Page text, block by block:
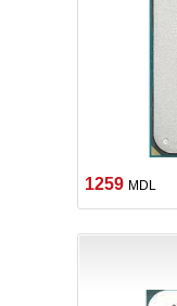
1259 MDL